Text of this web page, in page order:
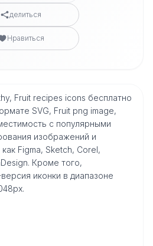
делиться
Нравиться
Fruit recipes icons бесплатно
SVG, Fruit png image,
с популярными
изображений и
Figma, Sketch, Corel,
Кроме того,
иконки в диапазоне